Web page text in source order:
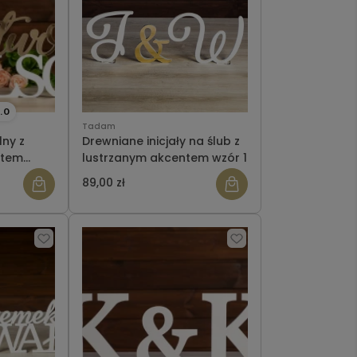
z
Tadam
Drewniane inicjały na ślub z
lustrzanym akcentem wzór 1
89,00 zł